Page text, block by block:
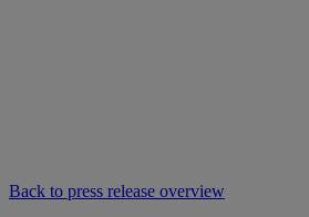
Back to press release overview